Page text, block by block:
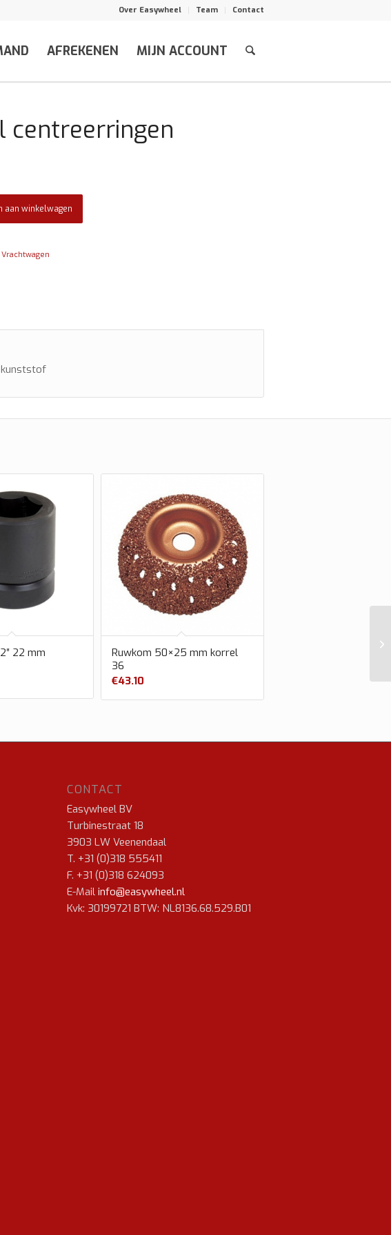
Over Easywheel Team Contact
AFREKENEN MIJN ACCOUNT
centreerringen
aan winkelwagen
Vrachtwagen
22 mm
Ruwkom 50×25 mm korrel
36
€43.10
CONTACT
Easywheel BV
Turbinestraat 18
3903 LW Veenendaal
T. +31 (0)318 555411
F. +31 (0)318 624093
E-Mail info@easywheel.nl
Kvk: 30199721 BTW: NL8136.68.529.B01